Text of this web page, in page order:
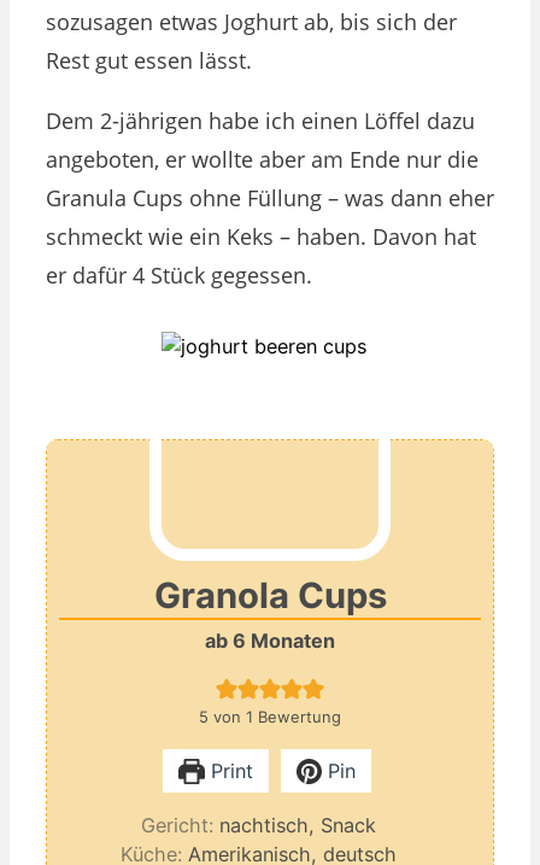
sozusagen etwas Joghurt ab, bis sich der
Rest gut essen lässt.
Dem 2-jährigen habe ich einen Löffel dazu
angeboten, er wollte aber am Ende nur die
Granula Cups ohne Füllung – was dann eher
schmeckt wie ein Keks – haben. Davon hat
er dafür 4 Stück gegessen.
Granola Cups
ab 6 Monaten
5 von 1 Bewertung
Print Pin
Gericht: nachtisch, Snack
Küche: Amerikanisch, deutsch